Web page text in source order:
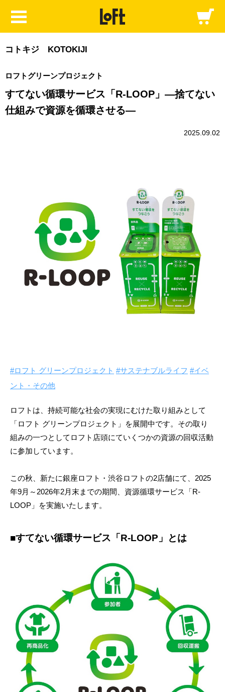
コトキジ KOTOKIJI
ロフトグリーンプロジェクト
すてない循環サービス「R-LOOP」—捨てない
仕組みで資源を循環させる—
2025.09.02
#ロフト グリーンプロジェクト #サステナブルライフ #イベ
ント・その他
ロフトは、持続可能な社会の実現にむけた取り組みとして
「ロフト グリーンプロジェクト」を展開中です。その取り
組みの一つとしてロフト店頭にていくつかの資源の回収活動
に参加しています。
この秋、新たに銀座ロフト・渋谷ロフトの2店舗にて、2025
年9月～2026年2月末までの期間、資源循環サービス「R-
LOOP」を実施いたします。
■すてない循環サービス「R-LOOP」とは